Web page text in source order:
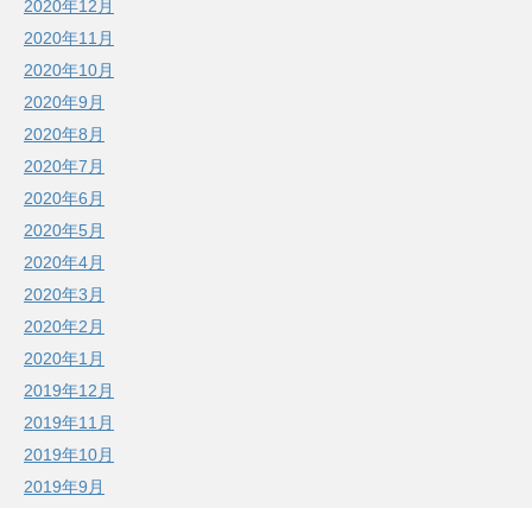
2020年12月
2020年11月
2020年10月
2020年9月
2020年8月
2020年7月
2020年6月
2020年5月
2020年4月
2020年3月
2020年2月
2020年1月
2019年12月
2019年11月
2019年10月
2019年9月